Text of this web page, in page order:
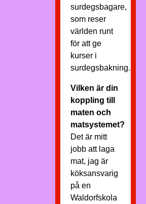
surdegsbagare,
som reser
världen runt
för att ge
kurser i
surdegsbakning.
Vilken är din
koppling till
maten och
matsystemet?
Det är mitt
jobb att laga
mat, jag är
köksansvarig
på en
Waldorfskola